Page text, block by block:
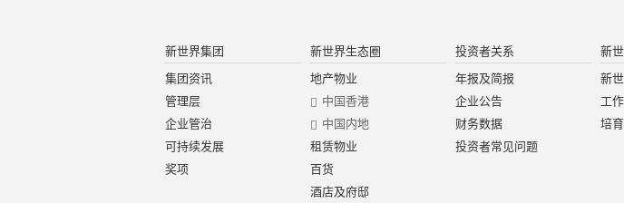
新世界集团
集团资讯
管理层
企业管治
可持续发展
奖项
新世界生态圈
地产物业
中国香港
中国内地
租赁物业
百货
酒店及府邸
投资者关系
年报及简报
企业公告
财务数据
投资者常见问题
新
新
工
培